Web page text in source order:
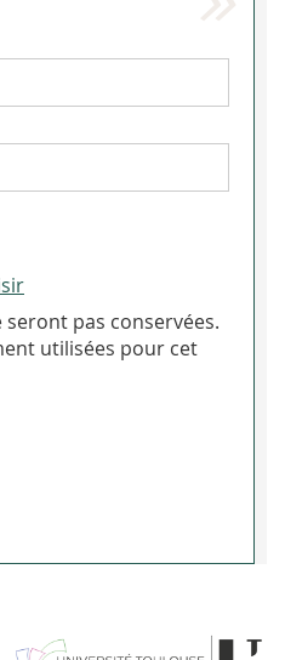
seront pas conservées.
utilisées pour cet